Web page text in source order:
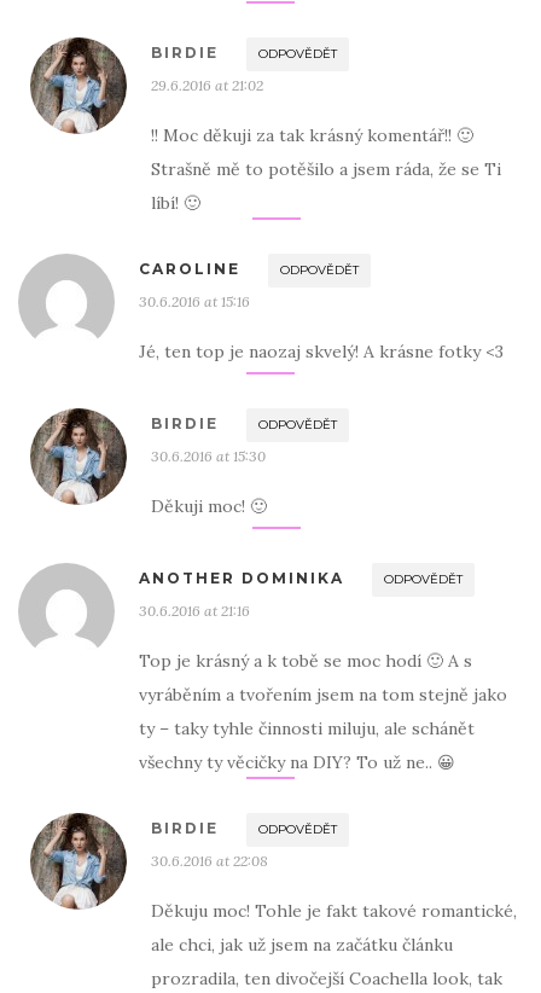
BIRDIE ODPOVĚDĚT
29.6.2016 at 21:02
!! Moc děkuji za tak krásný komentář!! 🙂
Strašně mě to potěšilo a jsem ráda, že se Ti
líbí! 🙂
CAROLINE ODPOVĚDĚT
30.6.2016 at 15:16
Jé, ten top je naozaj skvelý! A krásne fotky <3
BIRDIE ODPOVĚDĚT
30.6.2016 at 15:30
Děkuji moc! 🙂
ANOTHER DOMINIKA ODPOVĚDĚT
30.6.2016 at 21:16
Top je krásný a k tobě se moc hodí 🙂 A s
vyráběním a tvořením jsem na tom stejně jako
ty – taky tyhle činnosti miluju, ale schánět
všechny ty věcičky na DIY? To už ne.. 😀
BIRDIE ODPOVĚDĚT
30.6.2016 at 22:08
Děkuju moc! Tohle je fakt takové romantické,
ale chci, jak už jsem na začátku článku
prozradila, ten divočejší Coachella look, tak